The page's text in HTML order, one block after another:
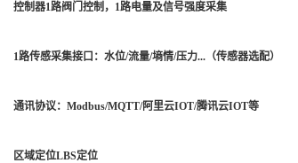
控制器1路阀门控制，1路电量及信号强度采集
1路传感采集接口：水位/流量/墒情/压力...（传感器选配）
通讯协议：Modbus/MQTT/阿里云IOT/腾讯云IOT等
区域定位LBS定位